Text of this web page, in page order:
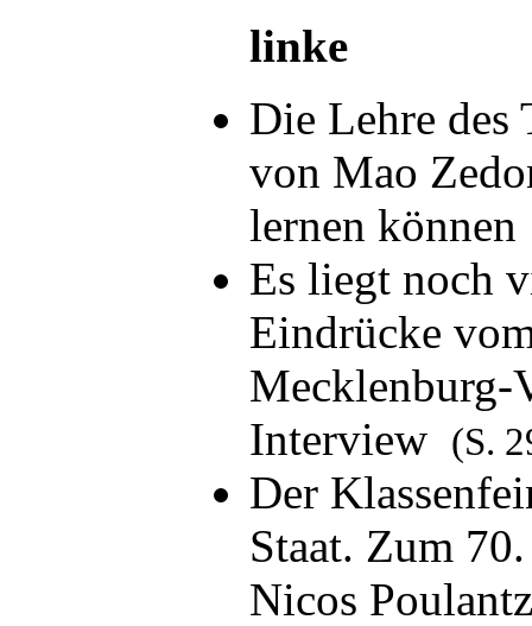
linke
Die Lehre des
von Mao
lernen
Es liegt noch
Eindrücke
Mecklenburg-
Interview (S.
Der
Staat. Zum
Nicos